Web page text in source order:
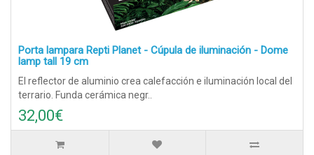
Porta lampara Repti Planet - Cúpula de iluminación - Dome
lamp tall 19 cm
El reflector de aluminio crea calefacción e iluminación local del
terrario. Funda cerámica negr..
32,00€